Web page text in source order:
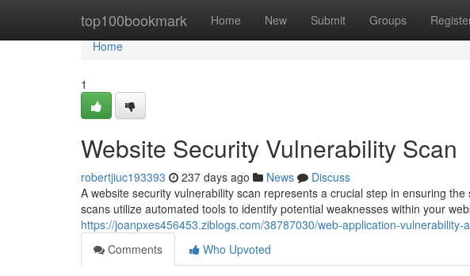
top100bookmark Home New Submit Groups
Home
Home
1
Website Security Vulnerability Scan
robertjiuc193393 237 days ago News
Discuss
A website security vulnerability scan represents a crucial step in ensuring
scans utilize automated tools to identify potential weaknesses within your
https://joanpxes456453.ziblogs.com/38787030/web-application-vulnerability-
Comments
Who Upvoted